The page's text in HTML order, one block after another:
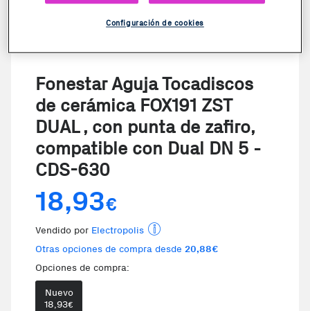
Fonestar Aguja Tocadiscos
de cerámica FOX191 ZST
DUAL , con punta de zafiro,
compatible con Dual DN 5 -
CDS-630
18,93€
Vendido por Electropolis
Otras opciones de compra desde 20,88€
Opciones de compra:
Nuevo
18,93€
Configuración de cookies